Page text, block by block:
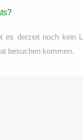
es derzeit noch kein
besuchen kommen.